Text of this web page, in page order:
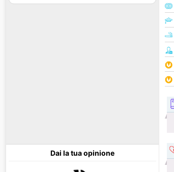
Dai la tua opinione